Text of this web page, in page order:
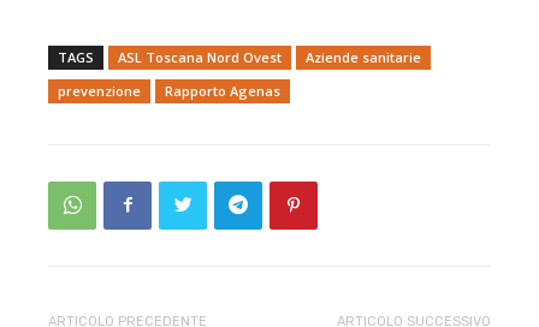
TAGS ASL Toscana Nord Ovest
Aziende sanitarie
prevenzione
Rapporto Agenas
ARTICOLO PRECEDENTE ARTICOLO SUCCESSIVO